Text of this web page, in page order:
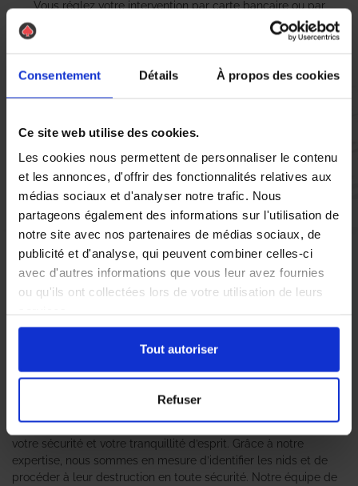
Consentement Détails À propos des cookies
Ce site web utilise des cookies.
Les cookies nous permettent de personnaliser le contenu
et les annonces, d'offrir des fonctionnalités relatives aux
médias sociaux et d'analyser notre trafic. Nous
partageons également des informations sur l'utilisation de
notre site avec nos partenaires de médias sociaux, de
publicité et d'analyse, qui peuvent combiner celles-ci
avec d'autres informations que vous leur avez fournies
ou qu'ils ont collectées lors de votre utilisation de leurs
Tout autoriser
Refuser
Vous réglez votre intervention par carte bancaire ou par
chèque, un reçu CB et une facture vous sont envoyés par
Vous évaluez la prestation
Vous recevez une demande d’évaluation de votre expérience
avec l’équipe AS DE PIC.
Nous avons pensé à tout
Si vous êtes confronté à un problème de nuisibles à Pertuis,
notamment avec des guêpes ou des frelons asiatiques, il est
guêpes et frelons asiatiques. Ces insectes peuvent représenter
un danger pour votre santé et celle de vos proches, surtout en
l’élimination rapide et efficace de ces nuisibles, garantissant
votre sécurité et votre tranquillité d’esprit. Grâce à notre
expertise, nous sommes en mesure d’identifier les nids et de
procéder à leur destruction en toute sécurité. Notre équipe de